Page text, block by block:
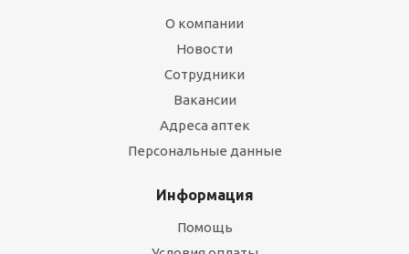
О компании
Новости
Сотрудники
Вакансии
Адреса аптек
Персональные данные
Информация
Помощь